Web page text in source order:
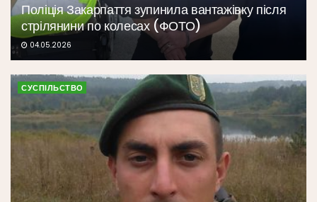
Поліція Закарпаття зупинила вантажівку після
стрілянини по колесах (ФОТО)
04.05.2026
СУСПІЛЬСТВО